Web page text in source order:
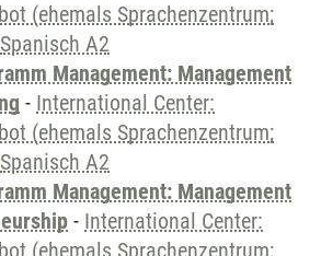
(ehemals Sprachenzentrum;
Spanisch A2
Management: Management
- International Center:
(ehemals Sprachenzentrum;
Spanisch A2
Management: Management
- International Center:
(ehemals Sprachenzentrum;